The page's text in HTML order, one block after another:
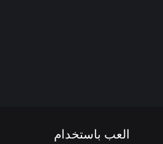
العب باستخدام